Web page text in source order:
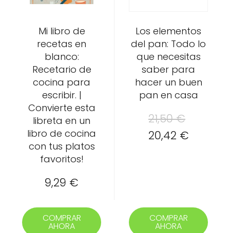
Mi libro de
recetas en
blanco:
Recetario de
cocina para
escribir. |
Convierte esta
libreta en un
libro de cocina
con tus platos
favoritos!
9,29 €
COMPRAR
AHORA
Los elementos
del pan: Todo lo
que necesitas
saber para
hacer un buen
pan en casa
21,50€
precio
20,42 €El
COMPRAR
AHORA